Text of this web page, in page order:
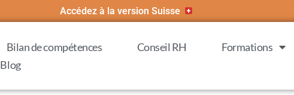
Accédez à la version Suisse
Bilan de compétences Conseil RH Formations
Blog